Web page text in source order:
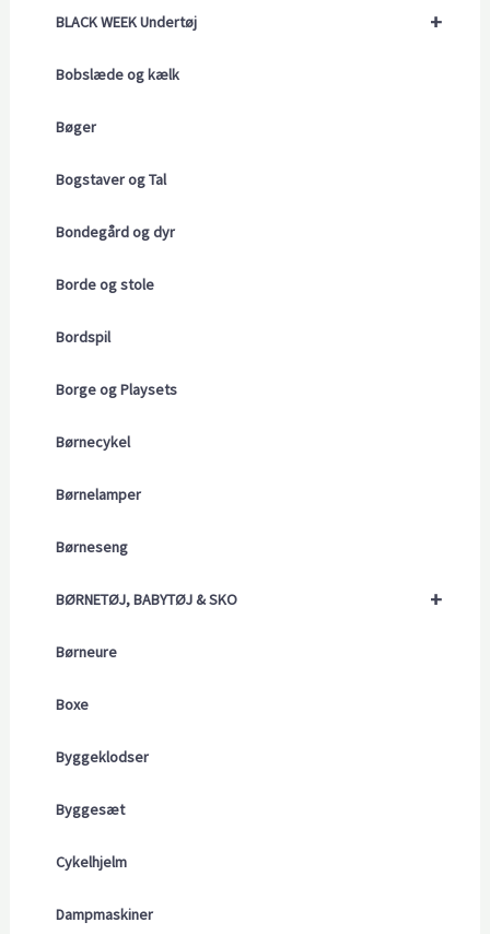
+
BLACK WEEK Undertøj
Bobslæde og kælk
Bøger
Bogstaver og Tal
Bondegård og dyr
Borde og stole
Bordspil
Borge og Playsets
Børnecykel
Børnelamper
Børneseng
+
BØRNETØJ, BABYTØJ & SKO
Børneure
Boxe
Byggeklodser
Byggesæt
Cykelhjelm
Dampmaskiner